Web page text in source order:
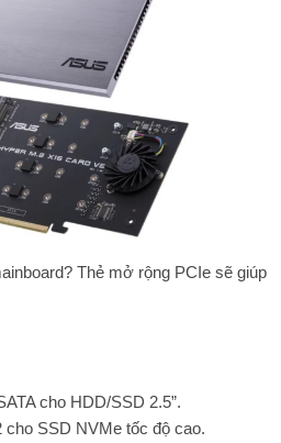
Thẻ mở rộng PCIe sẽ giúp
cho HDD/SSD 2.5”.
SSD NVMe tốc độ cao.